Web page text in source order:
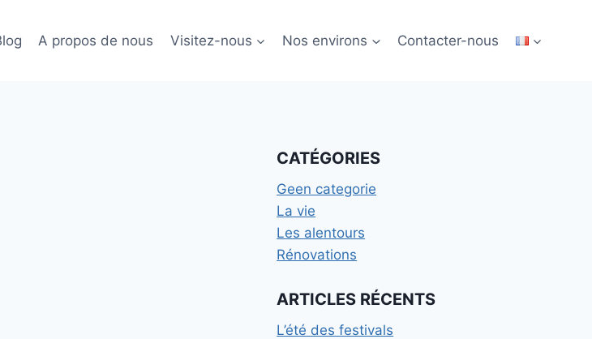
A propos de nous Visitez-nous Nos environs Contacter-nous
CATÉGORIES
Geen categorie
La vie
Les alentours
Rénovations
ARTICLES RÉCENTS
L’été des festivals